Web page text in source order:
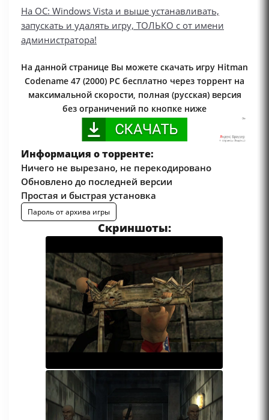
На ОС: Windows Vista и выше устанавливать,
запускать и удалять игру, ТОЛЬКО с от имени
администратора!
На данной странице Вы можете скачать игру Hitman
Codename 47 (2000) PC бесплатно через торрент на
максимальной скорости, полная (русская) версия
без ограничений по кнопке ниже
Информация о торренте:
Ничего не вырезано, не перекодировано
Обновлено до последней версии
Простая и быстрая установка
Пароль от архива игры
Скриншоты: